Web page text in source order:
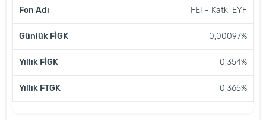
FEI - Katkı EYF
0,00097%
0,354%
0,365%